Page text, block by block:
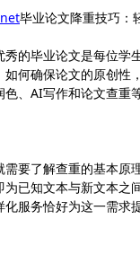
毕业论文降重技巧：
的毕业论文是每位学
何确保论文的原创
、AI写作和论文查重
要了解查重的基本
已知文本与新文本
服务恰好为这一需求